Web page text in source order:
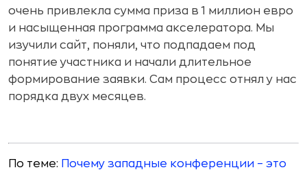
очень привлекла сумма приза в 1 миллион евро
и насыщенная программа акселератора. Мы
изучили сайт, поняли, что подпадаем под
понятие участника и начали длительное
формирование заявки. Сам процесс отнял у нас
порядка двух месяцев.
По теме: Почему западные конференции – это